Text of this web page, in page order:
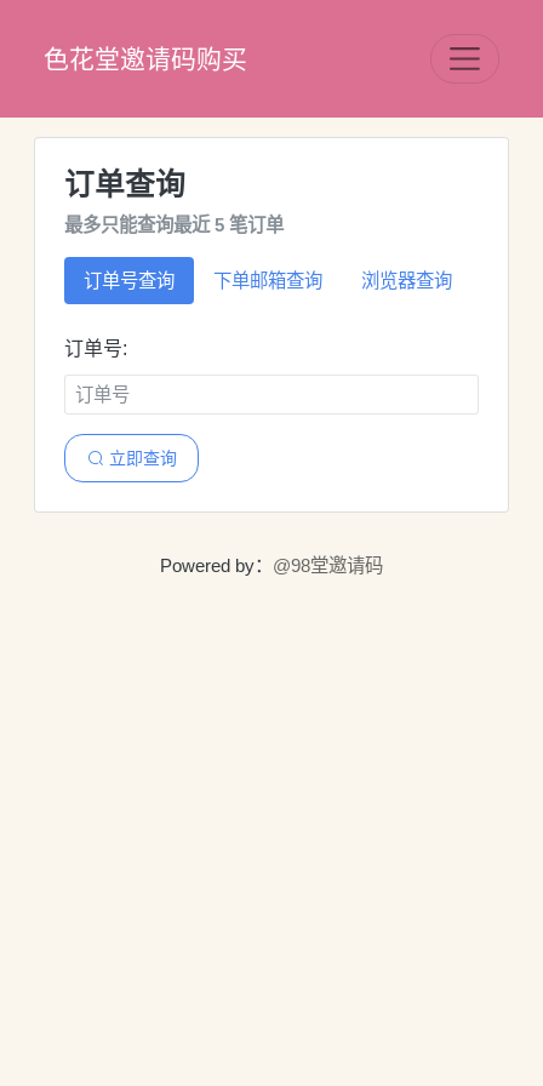
色花堂邀请码购买
订单查询
最多只能查询最近 5 笔订单
订单号查询 下单邮箱查询 浏览器查询
订单号:
 立即查询
Powered by： @98堂邀请码